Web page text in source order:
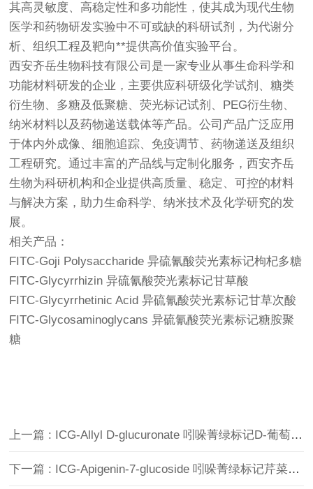
其高灵敏度、高稳定性和多功能性，使其成为现代生物
医学和药物研发实验中不可或缺的科研试剂，为代谢分
析、组织工程及靶向**提供高价值实验平台。
西安齐岳生物科技有限公司是一家专业从事生命科学和
功能材料研发的企业，主要供应科研级化学试剂、糖类
衍生物、多糖及低聚糖、荧光标记试剂、PEG衍生物、
纳米材料以及药物递送载体等产品。公司产品广泛应用
于体内外成像、细胞追踪、免疫调节、药物递送及组织
工程研究。通过丰富的产品线与定制化服务，西安齐岳
生物为科研机构和企业提供高质量、稳定、可控的材料
与解决方案，助力生命科学、纳米技术及化学研究的发
展。
相关产品：
FITC-Goji Polysaccharide 异硫氰酸荧光素标记枸杞多糖
FITC-Glycyrrhizin 异硫氰酸荧光素标记甘草酸
FITC-Glycyrrhetinic Acid 异硫氰酸荧光素标记甘草次酸
FITC-Glycosaminoglycans 异硫氰酸荧光素标记糖胺聚
糖
上一篇 : ICG-Allyl D-glucuronate 吲哚菁绿标记D-葡萄糖醛酸烯丙基酯
下一篇 : ICG-Apigenin-7-glucoside 吲哚菁绿标记芹菜素-7-葡萄糖苷